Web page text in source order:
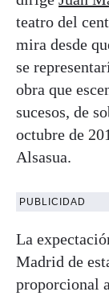
teatro del
mira desde
se
obra que
sucesos, de
octubre de
Alsasua.
PUBLICIDAD
La
Madrid de
proporcional